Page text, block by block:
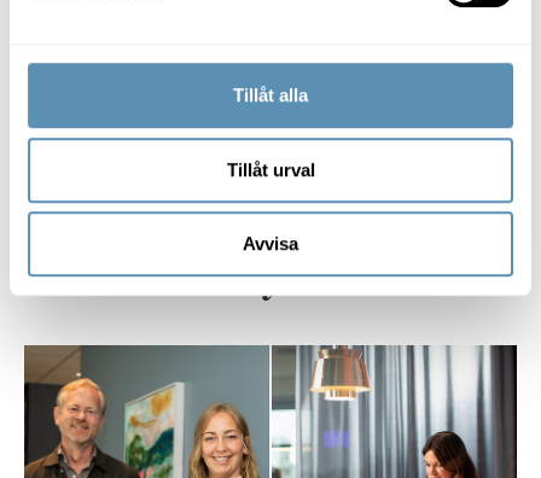
Tillåt alla
Tillåt urval
Avvisa
Helsingborg.
Utforska alla projekt
Våra senaste nyheter
Från teknikskifte till tankeskifte – så byggs tillit, kultur och